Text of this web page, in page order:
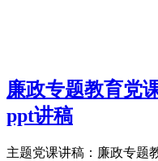
廉政专题教育党
ppt讲稿
主题党课讲稿：廉政专题